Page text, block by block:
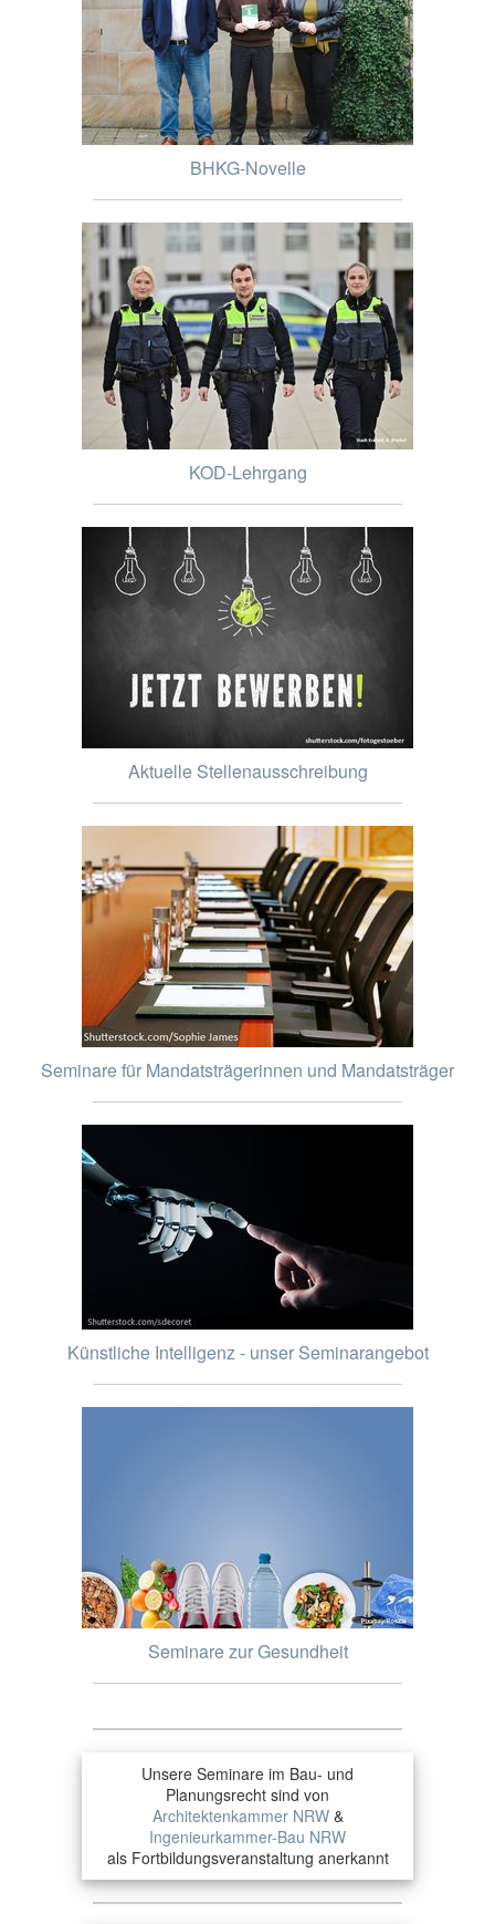
BHKG-Novelle
KOD-Lehrgang
Aktuelle Stellenausschreibung
Seminare für Mandatsträgerinnen und Mandatsträger
Künstliche Intelligenz - unser Seminarangebot
Seminare zur Gesundheit
Unsere Seminare im Bau- und
Planungsrecht sind von
Architektenkammer NRW&
Ingenieurkammer-Bau NRW
als Fortbildungsveranstaltung anerkannt